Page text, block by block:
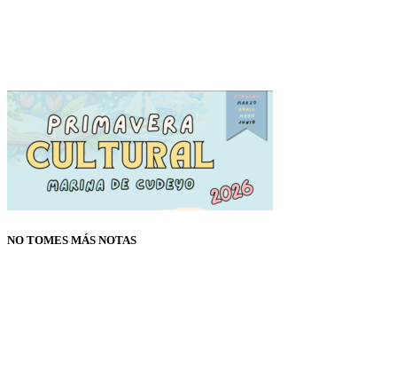
NO TOMES MÁS NOTAS